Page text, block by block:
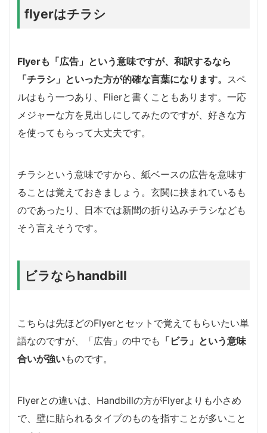
flyerはチラシ
Flyerも「広告」という意味ですが、和訳するなら
「チラシ」といった方が的確な言葉になります。 スペ
ルはもう一つあり、Flierと書くこともあります。一応
メジャーな方を見出しにしてみたのですが、好きな方
を使ってもらって大丈夫です。
チラシという意味ですから、紙ベースの広告を意味す
ることは覚えておきましょう。玄関に挟まれているも
のであったり、日本では新聞の折り込みチラシなども
そう言えそうです。
ビラならhandbill
こちらは先ほどのFlyerとセットで覚えてもらいたい単
語なのですが、「広告」の中でも 「ビラ」という意味
合いが強いものです。
Flyerとの違いは、Handbillの方がFlyerよりも小さめ
で、壁に貼られるタイプのものを指すことが多いこと